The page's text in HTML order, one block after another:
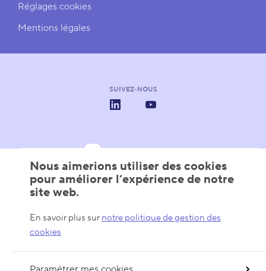
Réglages cookies
Mentions légales
SUIVEZ-NOUS
LinkedInYouTube
Les Pôles de Compétitivité
Wallonie Wallonia - Export &
Nous aimerions utiliser des cookies
pour améliorer l’expérience de notre
site web.
En savoir plus sur notre politique de gestion des
cookies